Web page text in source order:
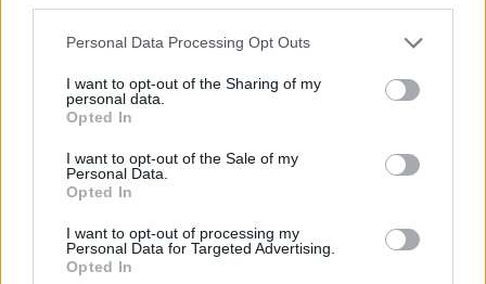
Personal Data Processing Opt Outs
I want to opt-out of the Sharing of my
personal data.
Opted In
I want to opt-out of the Sale of my
Personal Data.
Opted In
I want to opt-out of processing my
Personal Data for Targeted Advertising.
Opted In